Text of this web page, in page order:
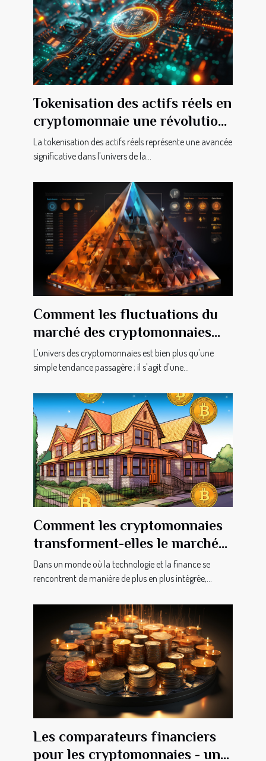
Tokenisation des actifs réels en
cryptomonnaie une révolution
en marche
La tokenisation des actifs réels représente une avancée
significative dans l'univers de la...
Comment les fluctuations du
marché des cryptomonnaies
impactent-elles l'économie
globale ?
L'univers des cryptomonnaies est bien plus qu'une
simple tendance passagère ; il s'agit d'une...
Comment les cryptomonnaies
transforment-elles le marché
immobilier genevois ?
Dans un monde où la technologie et la finance se
rencontrent de manière de plus en plus intégrée,...
Les comparateurs financiers
pour les cryptomonnaies - un